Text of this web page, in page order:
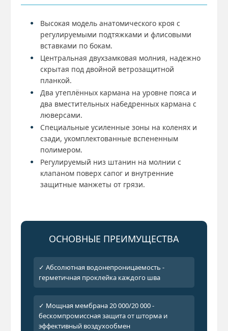
Высокая модель анатомического кроя с
регулируемыми подтяжками и флисовыми
вставками по бокам.
Центральная двухзамковая молния, надежно
скрытая под двойной ветрозащитной
планкой.
Два утеплённых кармана на уровне пояса и
два вместительных набедренных кармана с
люверсами.
Специальные усиленные зоны на коленях и
сзади, укомплектованные вспененным
полимером.
Регулируемый низ штанин на молнии с
клапаном поверх сапог и внутренние
защитные манжеты от грязи.
ОСНОВНЫЕ ПРЕИМУЩЕСТВА
✓ Абсолютная водонепроницаемость -
герметичная проклейка каждого шва
✓ Мощная мембрана 20 000/20 000 -
бескомпромиссная защита от шторма и
эффективный воздухообмен